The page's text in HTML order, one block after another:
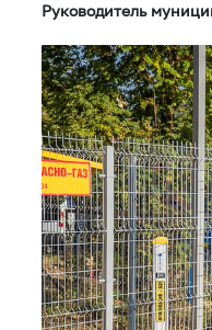
Руководитель